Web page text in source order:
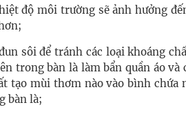
độ môi trường sẽ ảnh hưởng
sôi để tránh các loại khoáng
trong bàn là làm bẩn quần áo và
tạo mùi thơm nào vào bình chứa
bàn là;